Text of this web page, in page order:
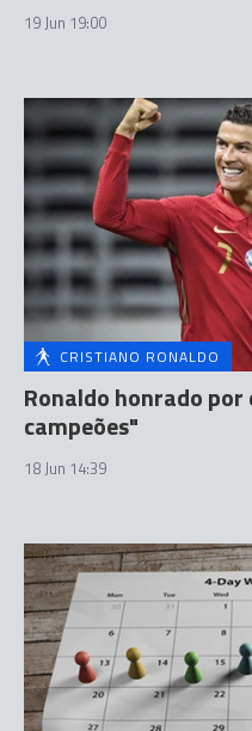
19 Jun 19:00
CRISTIANO RONALDO
Ronaldo honrado
campeões"
18 Jun 14:39